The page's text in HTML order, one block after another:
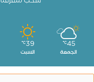
45
℃
الجمعة
39
℃
السبت